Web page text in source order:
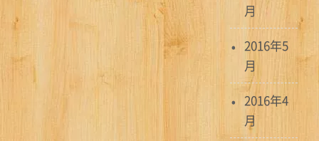
月
2016年5
月
2016年4
月